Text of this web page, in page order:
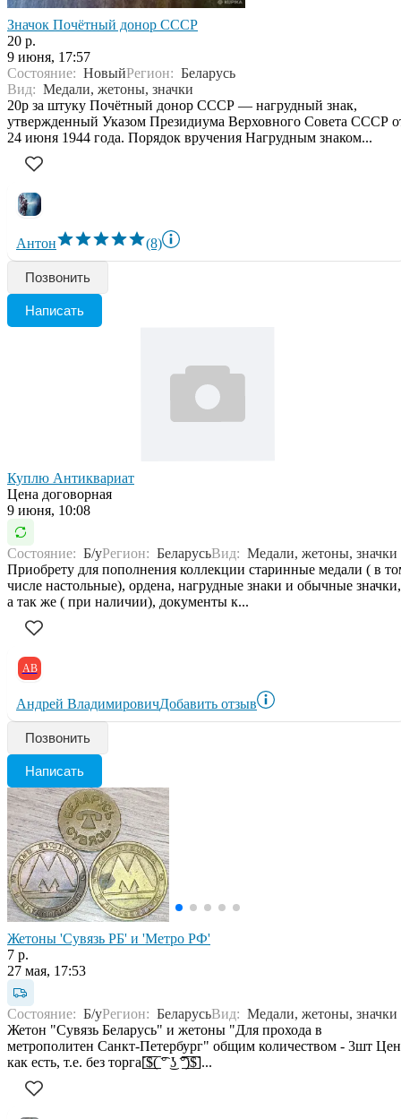
Значок Почётный донор СССР
20 р.
9 июня, 17:57
Состояние: НовыйРегион: Беларусь
Вид: Медали, жетоны, значки
20р за штуку Почётный донор СССР — нагрудный знак,
утвержденный Указом Президиума Верховного Совета СССР
24 июня 1944 года. Порядок вручения Нагрудным знаком...
Антон (8)
Позвонить
Написать
Куплю Антиквариат
Цена договорная
9 июня, 10:08
Состояние: Б/уРегион: БеларусьВид: Медали, жетоны, значки
Приобрету для пополнения коллекции старинные медали ( в
числе настольные), ордена, нагрудные знаки и обычные значки,
а так же ( при наличии), документы к...
АВ
Андрей ВладимировичДобавить отзыв
Позвонить
Написать
Жетоны 'Cувязь РБ' и 'Метро РФ'
7 р.
27 мая, 17:53
Состояние: Б/уРегион: БеларусьВид: Медали, жетоны, значки
Жетон "Сувязь Беларусь" и жетоны "Для прохода в
метрополитен Санкт-Петербург" общим количеством - 3шт
как есть, т.е. без торга[̲̅$̲̅(̲̅ ͡° ͜ʖ ͡°̲̅)̲̅$̲̅]...